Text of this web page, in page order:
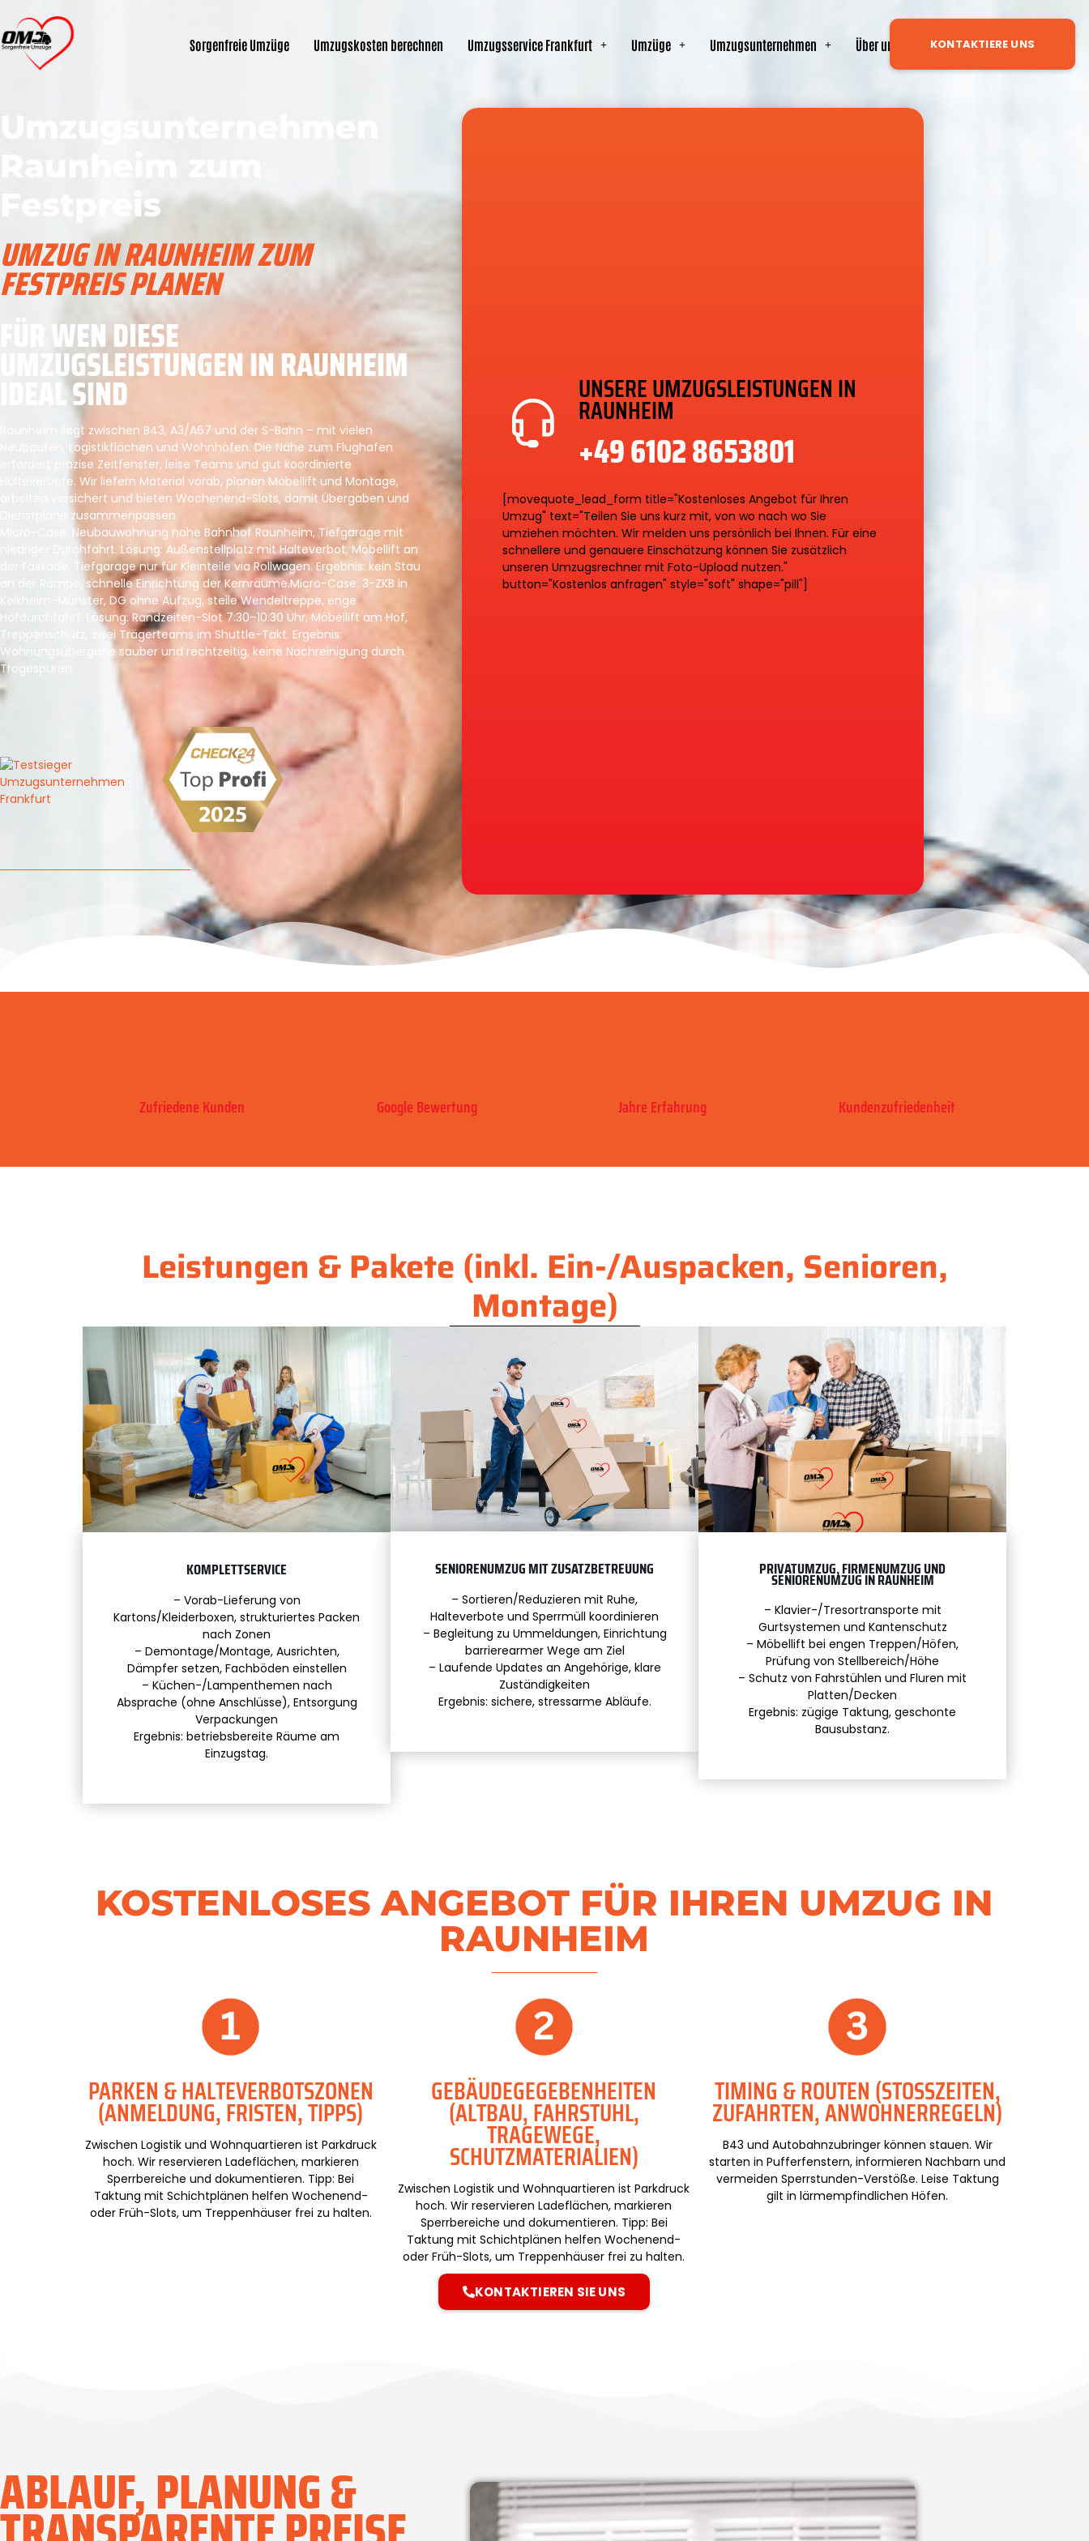
Sorgenfreie Umzüge Umzugskosten berechnen Umzugsservice Frankfurt Umzüge Umzugsunternehmen Über uns Neuigkeiten
KONTAKTIERE UNS
Festpreis
UMZUG IN RAUNHEIM ZUM
FESTPREIS PLANEN
FÜR WEN DIESE
UMZUGSLEISTUNGEN IN RAUNHEIM
IDEAL SIND
Raunheim liegt zwischen B43, A3/A67 und der S-Bahn – mit vielen
Neubauten, Logistikflächen und Wohnhöfen. Die Nähe zum Flughafen
erfordert präzise Zeitfenster, leise Teams und gut koordinierte
Halteverbote. Wir liefern Material vorab, planen Möbellift und Montage,
arbeiten versichert und bieten Wochenend-Slots, damit Übergaben und
Dienstpläne zusammenpassen.
Micro-Case: Neubauwohnung nahe Bahnhof Raunheim, Tiefgarage mit
niedriger Durchfahrt. Lösung: Außenstellplatz mit Halteverbot, Möbellift an
der Fassade, Tiefgarage nur für Kleinteile via Rollwagen. Ergebnis: kein Stau
an der Rampe, schnelle Einrichtung der Kernräume.Micro-Case: 3-ZKB in
Kelkheim-Münster, DG ohne Aufzug, steile Wendeltreppe, enge
Hofdurchfahrt. Lösung: Randzeiten-Slot 7:30–10:30 Uhr, Möbellift am Hof,
Treppenschutz, zwei Trägerteams im Shuttle-Takt. Ergebnis:
Wohnungsübergabe sauber und rechtzeitig, keine Nachreinigung durch
Tragespuren.
UNSERE UMZUGSLEISTUNGEN IN
RAUNHEIM
+49 6102 8653801
[movequote_lead_form title="Kostenloses Angebot für Ihren
Umzug" text="Teilen Sie uns kurz mit, von wo nach wo Sie
umziehen möchten. Wir melden uns persönlich bei Ihnen. Für eine
schnellere und genauere Einschätzung können Sie zusätzlich
unseren Umzugsrechner mit Foto-Upload nutzen."
button="Kostenlos anfragen" style="soft" shape="pill"]
Zufriedene Kunden Google Bewertung Jahre Erfahrung Kundenzufriedenheit
Leistungen & Pakete (inkl. Ein-/Auspacken, Senioren,
Montage)
KOMPLETTSERVICE
– Vorab-Lieferung von
Kartons/Kleiderboxen, strukturiertes Packen
nach Zonen
– Demontage/Montage, Ausrichten,
Dämpfer setzen, Fachböden einstellen
– Küchen-/Lampenthemen nach
Absprache (ohne Anschlüsse), Entsorgung
Verpackungen
Ergebnis: betriebsbereite Räume am
Einzugstag.
SENIORENUMZUG MIT ZUSATZBETREUUNG
– Sortieren/Reduzieren mit Ruhe,
Halteverbote und Sperrmüll koordinieren
– Begleitung zu Ummeldungen, Einrichtung
barrierearmer Wege am Ziel
– Laufende Updates an Angehörige, klare
Zuständigkeiten
Ergebnis: sichere, stressarme Abläufe.
PRIVATUMZUG, FIRMENUMZUG UND
SENIORENUMZUG IN RAUNHEIM
– Klavier-/Tresortransporte mit
Gurtsystemen und Kantenschutz
– Möbellift bei engen Treppen/Höfen,
Prüfung von Stellbereich/Höhe
– Schutz von Fahrstühlen und Fluren mit
Platten/Decken
Ergebnis: zügige Taktung, geschonte
Bausubstanz.
KOSTENLOSES ANGEBOT FÜR IHREN UMZUG IN
RAUNHEIM
PARKEN & HALTEVERBOTSZONEN
(ANMELDUNG, FRISTEN, TIPPS)
Zwischen Logistik und Wohnquartieren ist Parkdruck
hoch. Wir reservieren Ladeflächen, markieren
Sperrbereiche und dokumentieren. Tipp: Bei
Taktung mit Schichtplänen helfen Wochenend-
oder Früh-Slots, um Treppenhäuser frei zu halten.
GEBÄUDEGEGEBENHEITEN
(ALTBAU, FAHRSTUHL,
TRAGEWEGE,
SCHUTZMATERIALIEN)
Zwischen Logistik und Wohnquartieren ist Parkdruck
hoch. Wir reservieren Ladeflächen, markieren
Sperrbereiche und dokumentieren. Tipp: Bei
Taktung mit Schichtplänen helfen Wochenend-
oder Früh-Slots, um Treppenhäuser frei zu halten.
TIMING & ROUTEN (STOSSZEITEN, Z
UFAHRTEN, ANWOHNERREGELN)
B43 und Autobahnzubringer können stauen. Wir
starten in Pufferfenstern, informieren Nachbarn und
vermeiden Sperrstunden-Verstöße. Leise Taktung
gilt in lärmempfindlichen Höfen.
KONTAKTIEREN SIE UNS
ABLAUF, PLANUNG &